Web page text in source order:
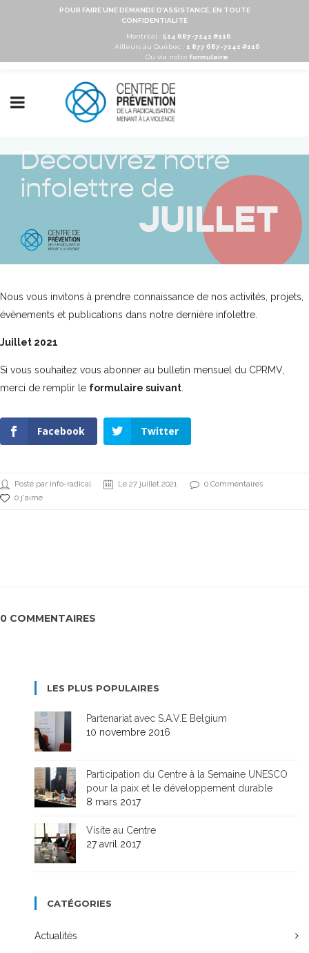
POUR FAIRE UNE DEMANDE D'ASSISTANCE, EN TOUTE
CONFIDENTIALITÉ
Montréal : 514 687-7141 #116
Ailleurs au Québec :
1 877 687-7141 #116
Ou via notre formulaire
Nous vous invitons à prendre connaissance de nos activités, projets,
évènements et publications dans notre dernière infolettre.
Juillet 2021
Si vous souhaitez vous abonner au bulletin mensuel du CPRMV,
merci de remplir le formulaire suivant
Facebook Twitter
Posté par info-radical Le 27 juillet 2021
0 Commentaires
0 j'aime
0 COMMENTAIRES
LES PLUS POPULAIRES
Partenariat avec S.A.V.E Belgium
10 novembre 2016
Participation du Centre à la Semaine UNESCO
pour la paix et le développement durable
8 mars 2017
Visite au Centre
27 avril 2017
CATÉGORIES
Actualités